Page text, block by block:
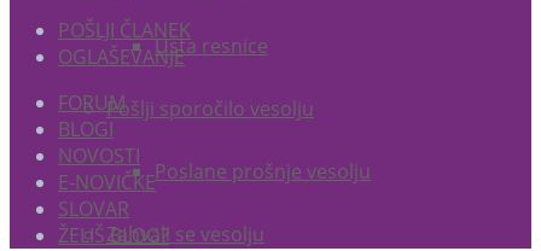
Usta resnice
Pošlji sporočilo vesolju
Poslane prošnje vesolju
Zahvali se vesolju
POŠLJI ČLANEK
OGLAŠEVANJE
FORUM
BLOGI
NOVOSTI
E-NOVIČKE
SLOVAR
ŽELIŠ BLOG?